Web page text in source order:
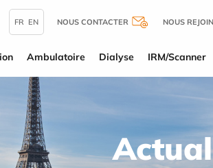
FR EN NOUS CONTACTER NOUS
Ambulatoire Dialyse IRM/Scanner